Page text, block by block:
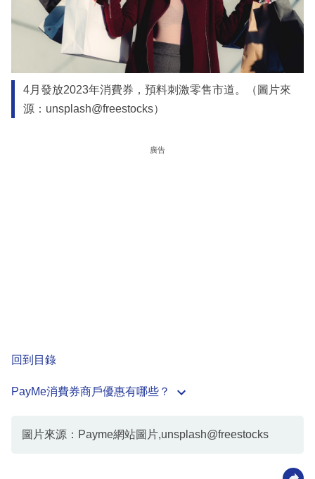
4月發放2023年消費券，預料刺激零售市道。（圖片來
源：unsplash@freestocks）
廣告
回到目錄
PayMe消費券商戶優惠有哪些？
圖片來源：Payme網站圖片,unsplash@freestocks